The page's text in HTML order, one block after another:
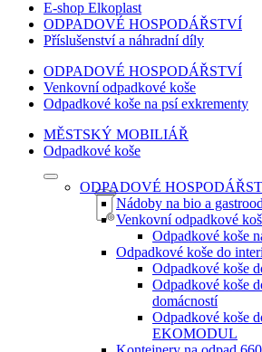
E-shop Elkoplast
ODPADOVÉ HOSPODÁŘSTVÍ
Příslušenství a náhradní díly
ODPADOVÉ HOSPODÁŘSTVÍ
Venkovní odpadkové koše
Odpadkové koše na psí exkrementy
MĚSTSKÝ MOBILIÁŘ
Odpadkové koše
ODPADOVÉ
Nádoby na bio a
Venkovní odpadkové
Odpadkové koše
Odpadkové koše do
Odpadkové koše
Odpadkové koše
domácností
Odpadkové koše
EKOMODUL